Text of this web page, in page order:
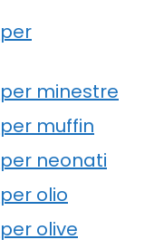
minestre
muffin
neonati
olio
olive